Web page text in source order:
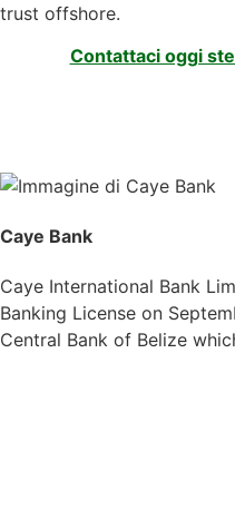
trust offshore.
Contattaci oggi
Caye Bank
Caye International Bank
Banking License on
Central Bank of Belize